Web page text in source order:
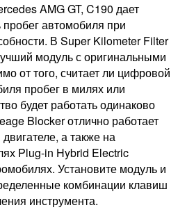
AMG GT, C190 дает
автомобиля при
В Super Kilometer Filter
модуль с оригинальными
от того, считает ли цифровой
пробег в милях или
будет работать одинаково
Blocker отлично работает
а также на
Plug-in Hybrid Electric
Установите модуль и
комбинации клавиш
инструмента.